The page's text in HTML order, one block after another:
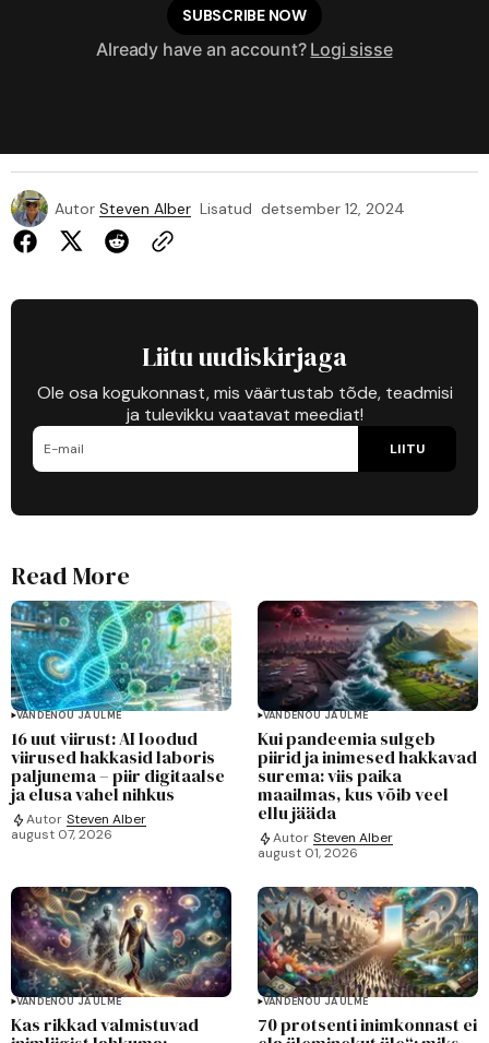
SUBSCRIBE NOW
Already have an account? Logi sisse
Autor Steven Alber Lisatud detsember 12, 2024
Liitu uudiskirjaga
Ole osa kogukonnast, mis väärtustab tõde, teadmisi
ja tulevikku vaatavat meediat!
LIITU
Read More
VANDENÕU JA ULME
16 uut viirust: AI loodud
viirused hakkasid laboris
paljunema – piir digitaalse
ja elusa vahel nihkus
Autor Steven Alber
august 07, 2026
VANDENÕU JA ULME
Kui pandeemia sulgeb
piirid ja inimesed hakkavad
surema: viis paika
maailmas, kus võib veel
ellu jääda
Autor Steven Alber
august 01, 2026
VANDENÕU JA ULME
Kas rikkad valmistuvad
VANDENÕU JA ULME
70 protsenti inimkonnast ei